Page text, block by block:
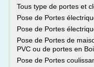
Tous type de portes et
Pose de Portes
Pose de Portes
Pose de Portes de
PVC ou de portes en
Pose de Portes